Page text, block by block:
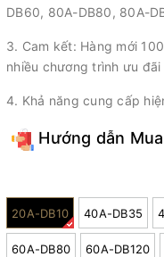
DB60, 80A-DB80, 80A-
3. Cam kết: Hàng mới
nhiều chương trình ưu đãi
4. Khả năng cung cấp
Hướng dẫn
20A-DB10 40A-DB35
60A-DB80 60A-DB120